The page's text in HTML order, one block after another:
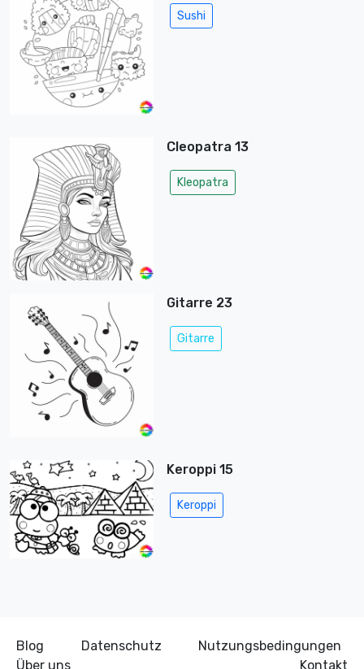
Sushi
Cleopatra 13
Kleopatra
Gitarre 23
Gitarre
Keroppi 15
Keroppi
Blog Datenschutz
Nutzungsbedingungen
Über uns
Kontakt